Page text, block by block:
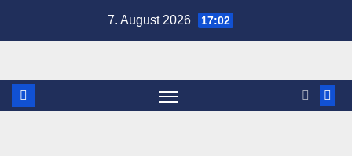
7. August 2026 17:02